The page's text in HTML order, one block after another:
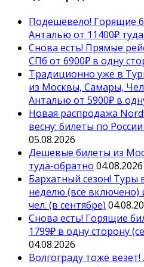
Подешевело! Горящие
Анталью от 11400₽
Снова есть! Прямые
СПб от 6900₽ в одну
Традиционно уже в
из Москвы, Самары,
Анталью от 5900₽ в
Новая распродажа
весну: билеты по
05.08.2026
Дешевые билеты из
туда-обратно 04.08.2026
Бархатный сезон!
неделю (все включено)
чел. (в сентябре)
Снова есть! Горящие
1799₽ в одну сторону
04.08.2026
Волгограду тоже